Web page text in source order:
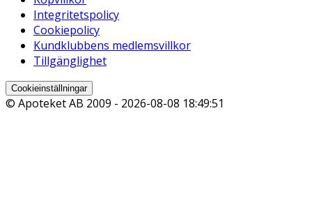
Integritetspolicy
Cookiepolicy
Kundklubbens medlemsvillkor
Tillgänglighet
Cookieinställningar
© Apoteket AB 2009 - 2026-08-08 18:49:51